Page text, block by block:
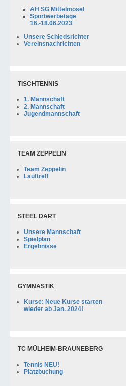
AH SG Mittelmosel
Sportwerbetage
16.-18.06.2023
Unsere Schiedsrichter
Vereinsnachrichten
TISCHTENNIS
1. Mannschaft
2. Mannschaft
Jugendmannschaft
TEAM ZEPPELIN
Team Zeppelin
Lauftreff
STEEL DART
Unsere Mannschaft
Spielplan
Ergebnisse
GYMNASTIK
Kurse: Neue Kurse starten
wieder ab Jan. 2024!
TC MÜLHEIM-BRAUNEBERG
Tennis NEU!
Platzbuchung